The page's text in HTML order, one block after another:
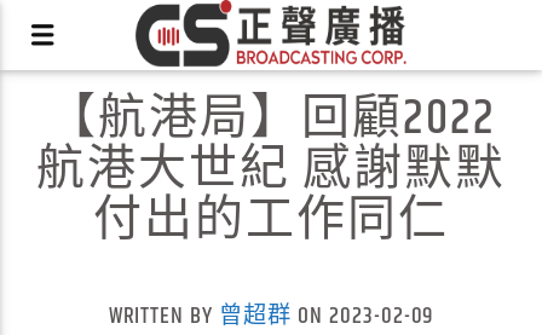
【航港局】回顧2022
航港大世紀 感謝默默
付出的工作同仁
WRITTEN BY 曾超群 ON 2023-02-09